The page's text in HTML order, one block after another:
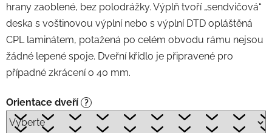
hrany zaoblené, bez polodrážky. Výplň tvoří „sendvičová“
deska s voštinovou výplní nebo s výplní DTD opláštěná
CPL laminátem, potažená po celém obvodu rámu nejsou
žádné lepené spoje. Dveřní křídlo je připravené pro
případné zkrácení o 40 mm.
Orientace dveří ?